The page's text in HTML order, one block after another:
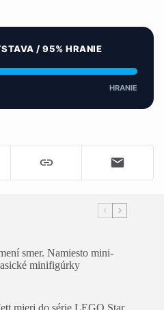
/ 95% HRANIE
HRANIE
smer. Namiesto mini-
minifigúrky
mieri do série LEGO Star